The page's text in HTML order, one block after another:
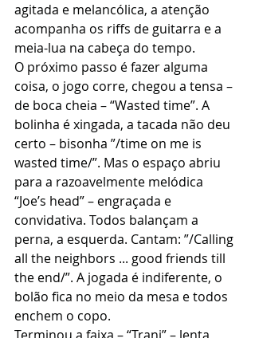
agitada e melancólica, a atenção
acompanha os riffs de guitarra e a
meia-lua na cabeça do tempo.
O próximo passo é fazer alguma
coisa, o jogo corre, chegou a tensa –
de boca cheia – “Wasted time”. A
bolinha é xingada, a tacada não deu
certo – bisonha ”/time on me is
wasted time/”. Mas o espaço abriu
para a razoavelmente melódica
“Joe’s head” – engraçada e
convidativa. Todos balançam a
perna, a esquerda. Cantam: ”/Calling
all the neighbors ... good friends till
the end/”. A jogada é indiferente, o
bolão fica no meio da mesa e todos
enchem o copo.